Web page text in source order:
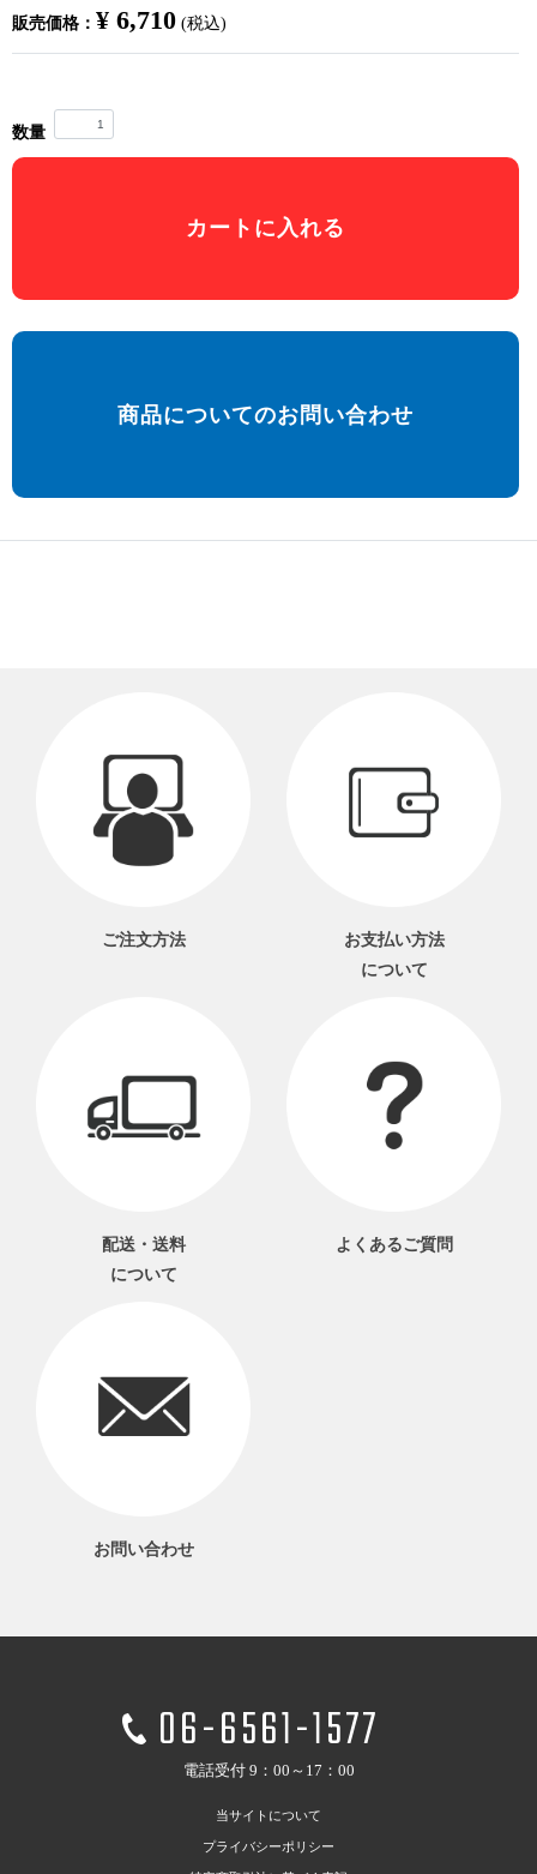
販売価格： ¥ 6,710 (税込)
数量
カートに入れる
商品についてのお問い合わせ
ご注文方法
お支払い方法
について
配送・送料
について
よくあるご質問
お問い合わせ
06-6561-1577
電話受付 9：00～17：00
当サイトについて
プライバシーポリシー